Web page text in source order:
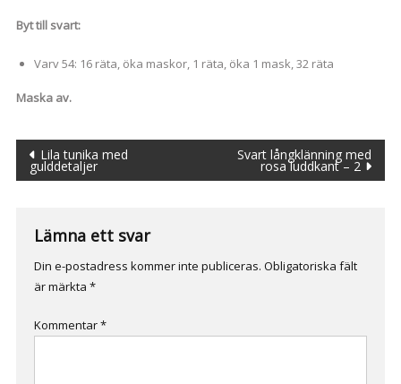
Byt till svart:
Varv 54: 16 räta, öka maskor, 1 räta, öka 1 mask, 32 räta
Maska av.
Inläggsnavigering
Lila tunika med
gulddetaljer
Svart långklänning med
rosa luddkant – 2
Lämna ett svar
Din e-postadress kommer inte publiceras. Obligatoriska fält
är märkta *
Kommentar*